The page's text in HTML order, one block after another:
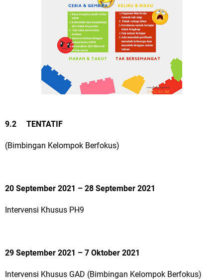
9.2 TENTATIF
(Bimbingan Kelompok Berfokus)
20 September 2021 – 28 September 2021
Intervensi Khusus PH9
29 September 2021 – 7 Oktober 2021
Intervensi Khusus GAD (Bimbingan Kelompok Berfokus)